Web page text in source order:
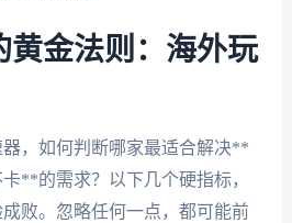
黄金法则：海外玩
，如何判断哪家最适合解决**
**的需求？以下几个硬指标，
败。忽略任何一点，都可能前